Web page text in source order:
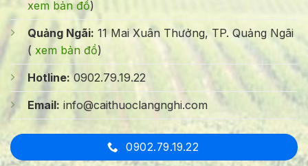
xem bản đồ)
Quảng Ngãi: 11 Mai Xuân Thưởng, TP. Quảng Ngãi
( xem bản đồ)
Hotline:0902.79.19.22
Email: info@caithuoclangnghi.com
0902.79.19.22